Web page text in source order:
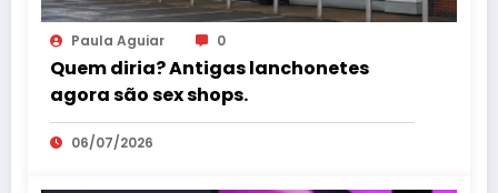
Paula Aguiar 0
Quem diria? Antigas lanchonetes
agora são sex shops.
06/07/2026